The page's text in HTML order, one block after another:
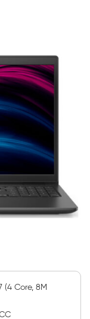
(4 Core, 8M